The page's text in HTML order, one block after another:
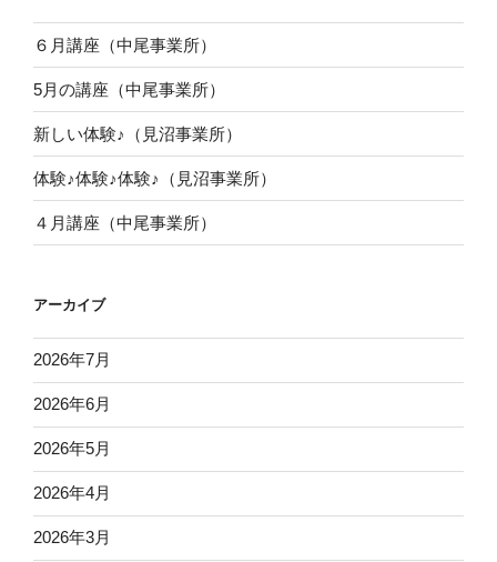
６月講座（中尾事業所）
5月の講座（中尾事業所）
新しい体験♪（見沼事業所）
体験♪体験♪体験♪（見沼事業所）
４月講座（中尾事業所）
アーカイブ
2026年7月
2026年6月
2026年5月
2026年4月
2026年3月